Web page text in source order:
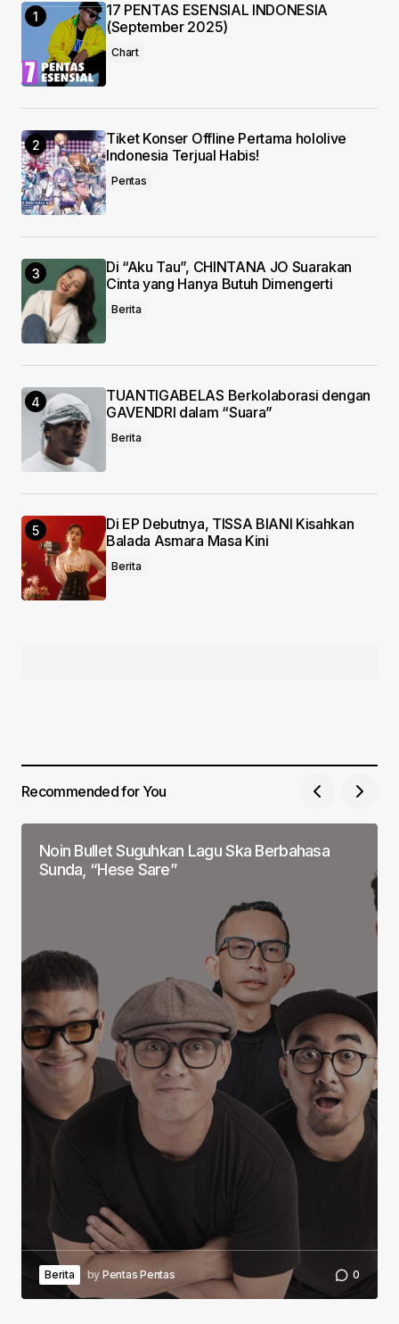
Your E-mail*
Save my name, email, and website in this
browser for the next time I comment.
Submit Comment
17 PENTAS ESENSIAL INDONESIA
(September 2025)
Chart
Tiket Konser Offline Pertama hololive
Indonesia Terjual Habis!
Pentas
Di “Aku Tau”, CHINTANA JO Suarakan
Cinta yang Hanya Butuh Dimengerti
Berita
TUANTIGABELAS Berkolaborasi dengan
GAVENDRI dalam “Suara”
Berita
Di EP Debutnya, TISSA BIANI Kisahkan
Balada Asmara Masa Kini
Berita
Recommended for You
Noin Bullet Suguhkan Lagu Ska Berbahasa
Sunda, “Hese Sare”
Berita by Pentas Pentas 0